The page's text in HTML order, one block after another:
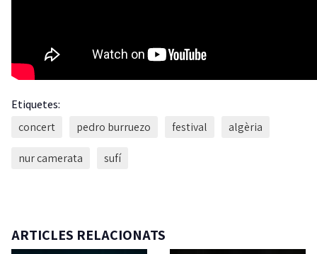
Etiquetes:
concert
pedro burruezo festival algèria
nur camerata sufí
ARTICLES RELACIONATS